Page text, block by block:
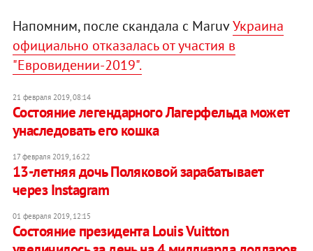
Напомним, после скандала с MaruvУкраина
официально отказалась от участия в
"Евровидении-2019".
21 февраля 2019, 08:14
Состояние легендарного Лагерфельда может
унаследовать его кошка
17 февраля 2019, 16:22
13-летняя дочь Поляковой зарабатывает
через Instagram
01 февраля 2019, 12:15
Состояние президента Louis Vuitton